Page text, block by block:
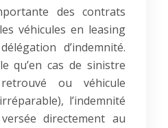
des contrats
véhicules en leasing
d’indemnité.
qu’en cas de sinistre
ou véhicule
l’indemnité
directement au